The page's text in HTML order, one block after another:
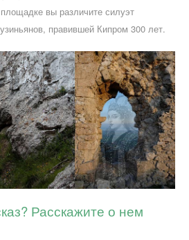
вы различите силуэт
правившей Кипром 300 лет.
Расскажите о нем